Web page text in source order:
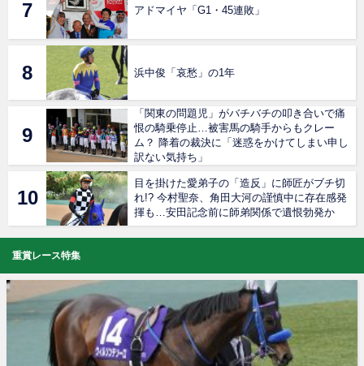
アドマイヤ「G1・45連敗」
浜中俊「哀愁」の1年
「関東の問題児」がバチバチの叩き合いで痛
恨の騎乗停止…被害馬の騎手からもクレー
ム？ 降着の裁決に「迷惑をかけてしまい申し
訳ない気持ち」
目を掛けた愛弟子の「造反」に師匠がブチ切
れ!? 今村聖奈、角田大河の謹慎中に存在感発
揮も…安田記念前に師弟関係で遺恨勃発か
重賞レース特集